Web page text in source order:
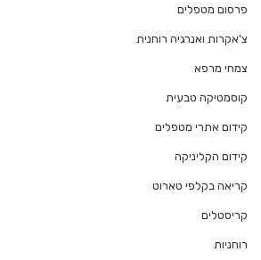
פרסום מטפלים
צ'אקרות ואנרגיה רוחנית
צמחי מרפא
קוסמטיקה טבעית
קידום אתרי מטפלים
קידום הקליניקה
קריאה בקלפי טארוט
קריסטלים
רוחניות